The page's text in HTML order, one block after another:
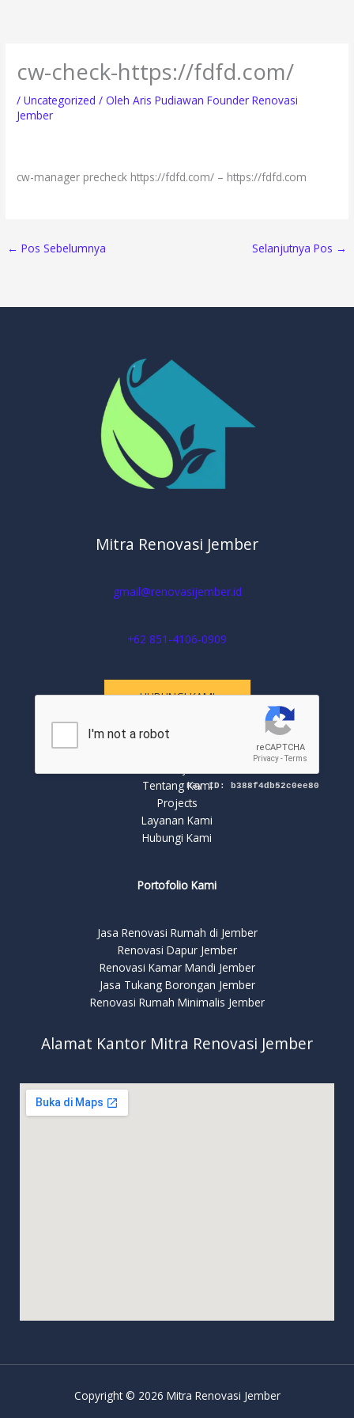
cw-check-https://fdfd.com/
/Uncategorized / OlehAris Pudiawan Founder Renovasi
Jember
cw-manager precheck https://fdfd.com/ – https://fdfd.com
← Pos Sebelumnya Selanjutnya Pos →
Mitra Renovasi Jember
gmail@renovasijember.id
+62 851-4106-0909
HUBUNGI KAMI
Quick Links
Tentang Kami
Projects
Layanan Kami
Hubungi Kami
Portofolio Kami
Jasa Renovasi Rumah di Jember
Renovasi Dapur Jember
Renovasi Kamar Mandi Jember
Jasa Tukang Borongan Jember
Renovasi Rumah Minimalis Jember
Alamat Kantor Mitra Renovasi Jember
Copyright © 2026 Mitra Renovasi Jember